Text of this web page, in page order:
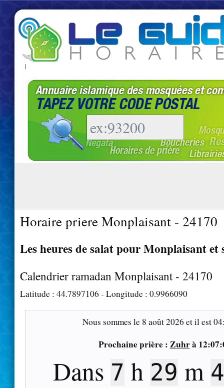
|
Horaire priere Monplaisant - 24170
Les heures de salat pour Monplaisant et
Calendrier ramadan Monplaisant - 24170
Latitude : 44.7897106 - Longitude : 0.9966090
Nous sommes le 8 août 2026 et il est
Prochaine prière : Zuhrà
Dans 7 h 29 m